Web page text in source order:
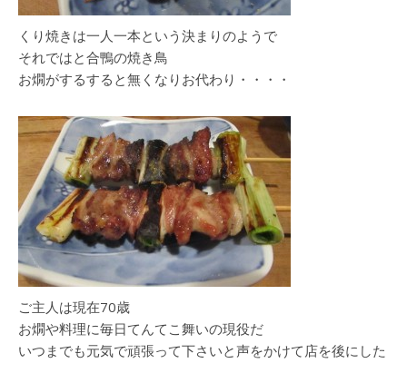
くり焼きは一人一本という決まりのようで
それではと合鴨の焼き鳥
お燗がするすると無くなりお代わり・・・・
ご主人は現在70歳
お燗や料理に毎日てんてこ舞いの現役だ
いつまでも元気で頑張って下さいと声をかけて店を後にした